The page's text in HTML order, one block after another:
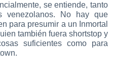
se entiende, tanto
venezolanos. No hay que
para presumir a un Inmortal
también fuera shortstop y
suficientes como para